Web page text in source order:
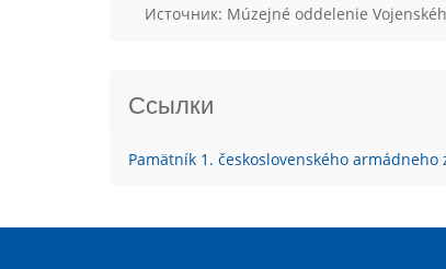
Источник: Múzejné oddelenie
Ссылки
Pamätník 1. československého